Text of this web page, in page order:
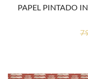
PAPEL PINTADO